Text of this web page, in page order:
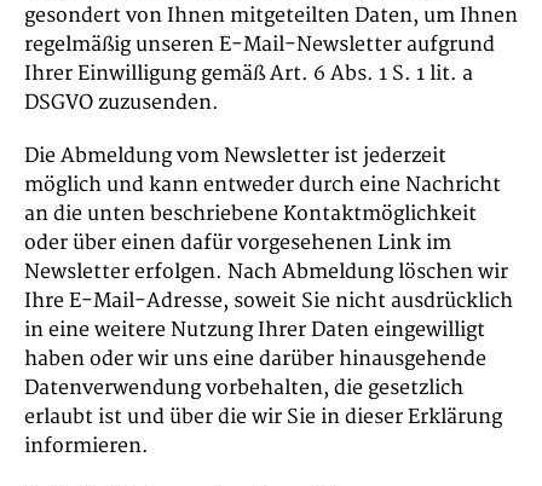
gesondert von Ihnen mitgeteilten Daten, um Ihnen
regelmäßig unseren E-Mail-Newsletter aufgrund
Ihrer Einwilligung gemäß Art. 6 Abs. 1 S. 1 lit. a
DSGVO zuzusenden.
Die Abmeldung vom Newsletter ist jederzeit
möglich und kann entweder durch eine Nachricht
an die unten beschriebene Kontaktmöglichkeit
oder über einen dafür vorgesehenen Link im
Newsletter erfolgen. Nach Abmeldung löschen wir
Ihre E-Mail-Adresse, soweit Sie nicht ausdrücklich
in eine weitere Nutzung Ihrer Daten eingewilligt
haben oder wir uns eine darüber hinausgehende
Datenverwendung vorbehalten, die gesetzlich
erlaubt ist und über die wir Sie in dieser Erklärung
informieren.